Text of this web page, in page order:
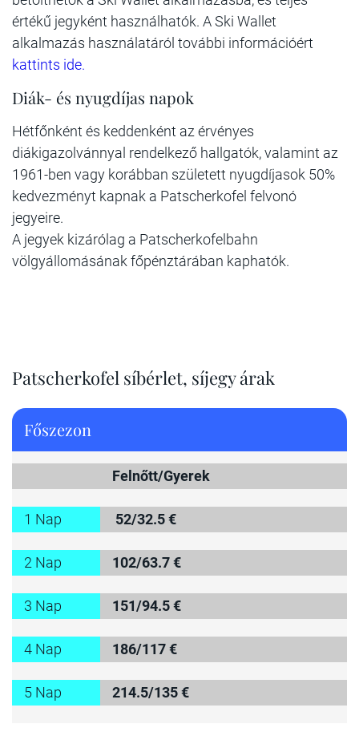
értékű jegyként használhatók. A Ski Wallet
alkalmazás használatáról további információért
kattints ide.
Diák- és nyugdíjas napok
Hétfőnként és keddenként az érvényes
diákigazolvánnyal rendelkező hallgatók, valamint az
1961-ben vagy korábban született nyugdíjasok 50%
kedvezményt kapnak a Patscherkofel felvonó
jegyeire.
A jegyek kizárólag a Patscherkofelbahn
völgyállomásának főpénztárában kaphatók.
Patscherkofel síbérlet, síjegy árak
Főszezon
Felnőtt/Gyerek
1 Nap 52/32.5 €
2 Nap 102/63.7 €
3 Nap 151/94.5 €
4 Nap 186/117 €
5 Nap 214.5/135 €